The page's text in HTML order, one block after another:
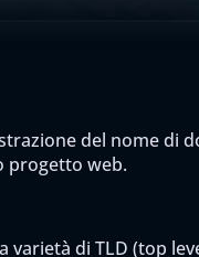
del nome di
progetto web.
varietà di TLD (top